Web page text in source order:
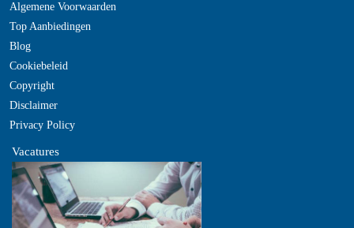
Algemene Voorwaarden
Top Aanbiedingen
Blog
Cookiebeleid
Copyright
Disclaimer
Privacy Policy
Vacatures